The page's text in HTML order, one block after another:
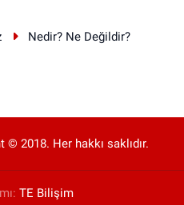
Nedir? Ne Değildir?
© 2018. Her hakkı saklıdır.
TE Bilişim